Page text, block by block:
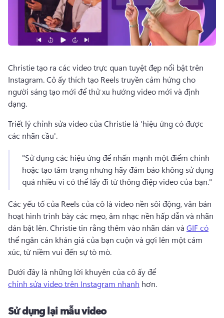
Christie tạo ra các video trực quan tuyệt đẹp nổi bật trên
Instagram. Cô ấy thích tạo Reels truyền cảm hứng cho
người sáng tạo mới để thử xu hướng video mới và định
dạng.
Triết lý chỉnh sửa video của Christie là 'hiệu ứng có được
các nhãn cầu'.
"Sử dụng các hiệu ứng để nhấn mạnh một điểm chính
hoặc tạo tâm trạng nhưng hãy đảm bảo không sử dụng
quá nhiều vì có thể lấy đi từ thông điệp video của bạn."
Các yếu tố của Reels của cô là video nền sôi động, văn bản
hoạt hình trình bày các mẹo, âm nhạc nền hấp dẫn và nhãn
dán bật lên. Christie tin rằng thêm vào nhãn dán và GIF có
thể ngăn cản khán giả của bạn cuộn và gợi lên một cảm
xúc, từ niềm vui đến sự tò mò.
Dưới đây là những lời khuyên của cô ấy để
chỉnh sửa video trên Instagram nhanh hơn.
Sử dụng lại mẫu video